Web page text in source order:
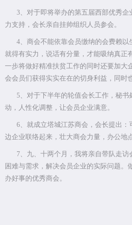
3、对于即将举办的第五届西部优秀企
力支持，会长亲自挂帅组织人员参会。
4、商会不能依靠会员缴纳的会费赖以
就得有实力，说话有分量，才能吸纳真正
一步将做好精准扶贫工作的同时还要加大
会会员们获得实实在在的切身利益，同时
5、对于下半年的轮值会长工作，秘书
动，人性化调整，让会员企业满意。
6、就成立塔城江苏商会，会长提出：
边企业联络起来，壮大商会力量，办公地
7、九、十两个月，我将亲自带队走访
困难与需求，解决会员企业的实际问题。
办好事的优秀商会。